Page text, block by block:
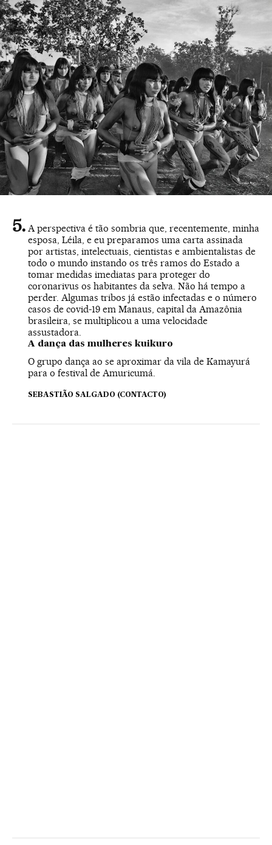
A perspectiva é tão sombria que, recentemente, minha
esposa, Léila, e eu preparamos uma carta assinada
por artistas, intelectuais, cientistas e ambientalistas de
todo o mundo instando os três ramos do Estado a
tomar medidas imediatas para proteger do
coronarivus os habitantes da selva. Não há tempo a
perder. Algumas tribos já estão infectadas e o número
casos de covid-19 em Manaus, capital da Amazônia
brasileira, se multiplicou a uma velocidade
assustadora.
A dança das mulheres kuikuro
O grupo dança ao se aproximar da vila de Kamayurá
para o festival de Amuricumá.
SEBASTIÃO SALGADO (CONTACTO)